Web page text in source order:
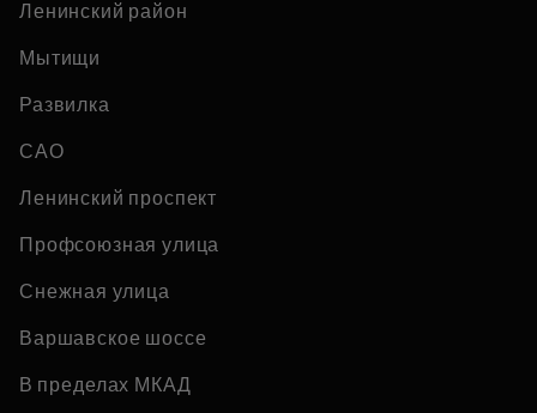
Ленинский район
Мытищи
Развилка
САО
Ленинский проспект
Профсоюзная улица
Снежная улица
Варшавское шоссе
В пределах МКАД